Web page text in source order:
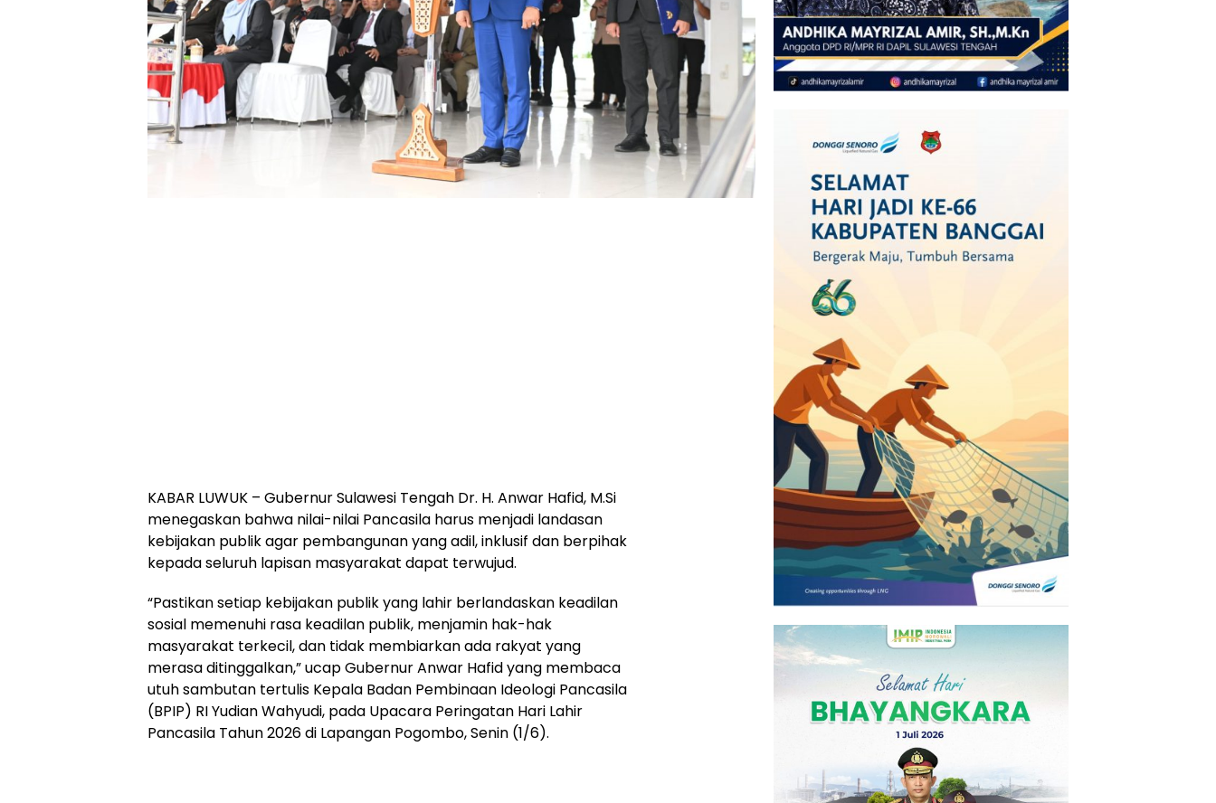
KABAR LUWUK – Gubernur Sulawesi Tengah Dr. H. Anwar Hafid, M.Si
menegaskan bahwa nilai-nilai Pancasila harus menjadi landasan
kebijakan publik agar pembangunan yang adil, inklusif dan berpihak
kepada seluruh lapisan masyarakat dapat terwujud.
“Pastikan setiap kebijakan publik yang lahir berlandaskan keadilan
sosial memenuhi rasa keadilan publik, menjamin hak-hak
masyarakat terkecil, dan tidak membiarkan ada rakyat yang
merasa ditinggalkan,” ucap Gubernur Anwar Hafid yang membaca
utuh sambutan tertulis Kepala Badan Pembinaan Ideologi Pancasila
(BPIP) RI Yudian Wahyudi, pada Upacara Peringatan Hari Lahir
Pancasila Tahun 2026 di Lapangan Pogombo, Senin (1/6).